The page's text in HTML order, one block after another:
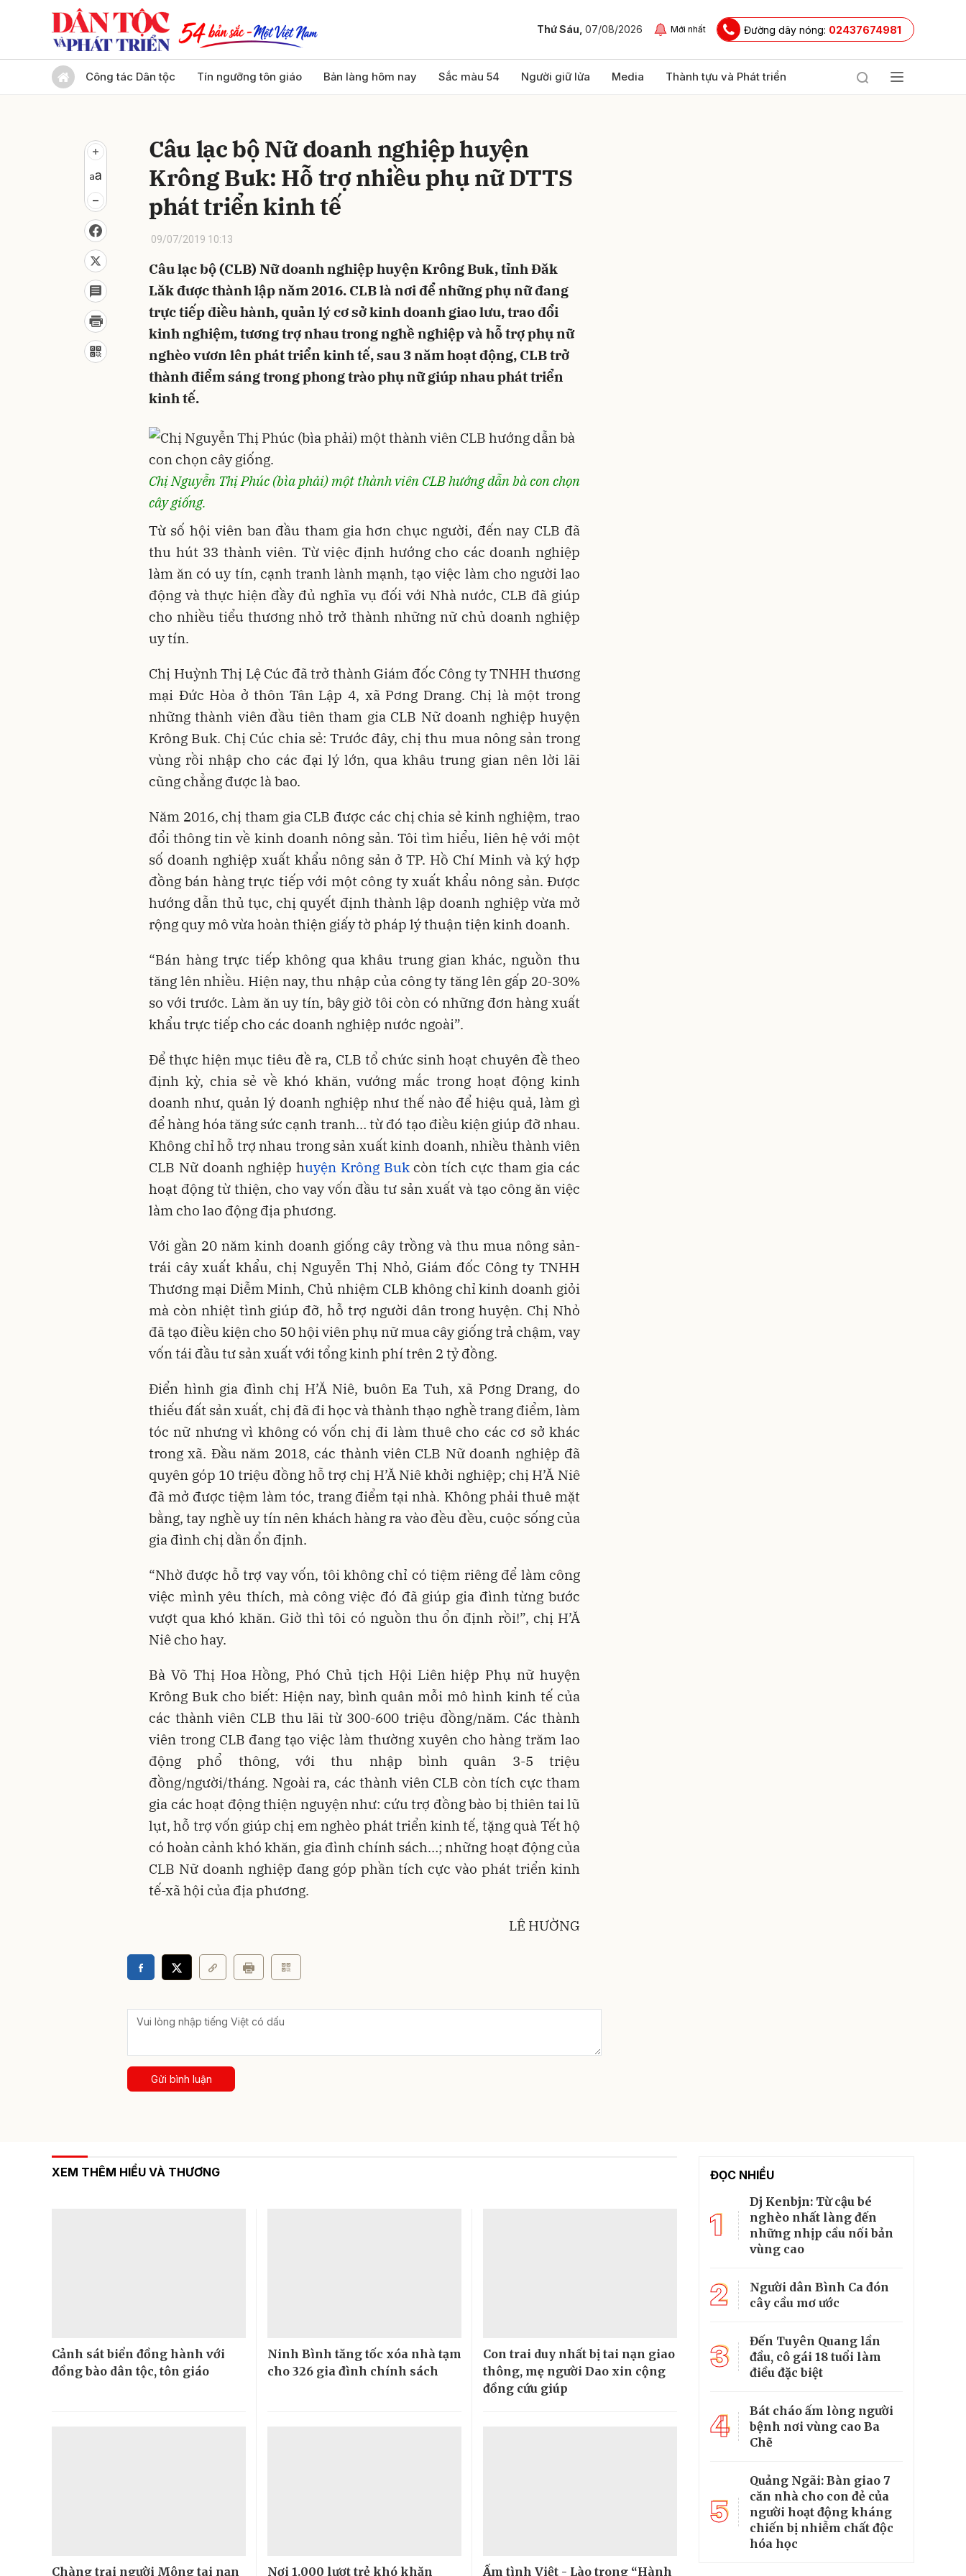
Thứ Sáu, 07/08/2026 Mới nhất Đường dây nóng: 02437674981
Công tác Dân tộc Tín ngưỡng tôn giáo Bản làng hôm nay Sắc màu 54 Người giữ lửa Media Thành tựu và Phát triển
Câu lạc bộ Nữ doanh nghiệp huyện
Krông Buk: Hỗ trợ nhiều phụ nữ DTTS
phát triển kinh tế
09/07/2019 10:13
Câu lạc bộ (CLB) Nữ doanh nghiệp huyện Krông Buk, tỉnh Đăk
Lăk được thành lập năm 2016. CLB là nơi để những phụ nữ đang
trực tiếp điều hành, quản lý cơ sở kinh doanh giao lưu, trao đổi
kinh nghiệm, tương trợ nhau trong nghề nghiệp và hỗ trợ phụ nữ
nghèo vươn lên phát triển kinh tế, sau 3 năm hoạt động, CLB trở
thành điểm sáng trong phong trào phụ nữ giúp nhau phát triển
kinh tế.
Chị Nguyễn Thị Phúc (bìa phải) một thành viên CLB hướng dẫn bà con chọn
cây giống.
Từ số hội viên ban đầu tham gia hơn chục người, đến nay CLB đã
thu hút 33 thành viên. Từ việc định hướng cho các doanh nghiệp
làm ăn có uy tín, cạnh tranh lành mạnh, tạo việc làm cho người lao
động và thực hiện đầy đủ nghĩa vụ đối với Nhà nước, CLB đã giúp
cho nhiều tiểu thương nhỏ trở thành những nữ chủ doanh nghiệp
uy tín.
Chị Huỳnh Thị Lệ Cúc đã trở thành Giám đốc Công ty TNHH thương
mại Đức Hòa ở thôn Tân Lập 4, xã Pơng Drang. Chị là một trong
những thành viên đầu tiên tham gia CLB Nữ doanh nghiệp huyện
Krông Buk. Chị Cúc chia sẻ: Trước đây, chị thu mua nông sản trong
vùng rồi nhập cho các đại lý lớn, qua khâu trung gian nên lời lãi
cũng chẳng được là bao.
Năm 2016, chị tham gia CLB được các chị chia sẻ kinh nghiệm, trao
đổi thông tin về kinh doanh nông sản. Tôi tìm hiểu, liên hệ với một
số doanh nghiệp xuất khẩu nông sản ở TP. Hồ Chí Minh và ký hợp
đồng bán hàng trực tiếp với một công ty xuất khẩu nông sản. Được
hướng dẫn thủ tục, chị quyết định thành lập doanh nghiệp vừa mở
rộng quy mô vừa hoàn thiện giấy tờ pháp lý thuận tiện kinh doanh.
“Bán hàng trực tiếp không qua khâu trung gian khác, nguồn thu
tăng lên nhiều. Hiện nay, thu nhập của công ty tăng lên gấp 20-30%
so với trước. Làm ăn uy tín, bây giờ tôi còn có những đơn hàng xuất
khẩu trực tiếp cho các doanh nghiệp nước ngoài”.
Để thực hiện mục tiêu đề ra, CLB tổ chức sinh hoạt chuyên đề theo
định kỳ, chia sẻ về khó khăn, vướng mắc trong hoạt động kinh
doanh như, quản lý doanh nghiệp như thế nào để hiệu quả, làm gì
để hàng hóa tăng sức cạnh tranh… từ đó tạo điều kiện giúp đỡ nhau.
Không chỉ hỗ trợ nhau trong sản xuất kinh doanh, nhiều thành viên
CLB Nữ doanh nghiệp huyện Krông Bukcòn tích cực tham gia các
hoạt động từ thiện, cho vay vốn đầu tư sản xuất và tạo công ăn việc
làm cho lao động địa phương.
Với gần 20 năm kinh doanh giống cây trồng và thu mua nông sản-
trái cây xuất khẩu, chị Nguyễn Thị Nhỏ, Giám đốc Công ty TNHH
Thương mại Diễm Minh, Chủ nhiệm CLB không chỉ kinh doanh giỏi
mà còn nhiệt tình giúp đỡ, hỗ trợ người dân trong huyện. Chị Nhỏ
đã tạo điều kiện cho 50 hội viên phụ nữ mua cây giống trả chậm, vay
vốn tái đầu tư sản xuất với tổng kinh phí trên 2 tỷ đồng.
Điển hình gia đình chị H’Ă Niê, buôn Ea Tuh, xã Pơng Drang, do
thiếu đất sản xuất, chị đã đi học và thành thạo nghề trang điểm, làm
tóc nữ nhưng vì không có vốn chị đi làm thuê cho các cơ sở khác
trong xã. Đầu năm 2018, các thành viên CLB Nữ doanh nghiệp đã
quyên góp 10 triệu đồng hỗ trợ chị H’Ă Niê khởi nghiệp; chị H’Ă Niê
đã mở được tiệm làm tóc, trang điểm tại nhà. Không phải thuê mặt
bằng, tay nghề uy tín nên khách hàng ra vào đều đều, cuộc sống của
gia đình chị dần ổn định.
“Nhờ được hỗ trợ vay vốn, tôi không chỉ có tiệm riêng để làm công
việc mình yêu thích, mà công việc đó đã giúp gia đình từng bước
vượt qua khó khăn. Giờ thì tôi có nguồn thu ổn định rồi!”, chị H’Ă
Niê cho hay.
Bà Võ Thị Hoa Hồng, Phó Chủ tịch Hội Liên hiệp Phụ nữ huyện
Krông Buk cho biết: Hiện nay, bình quân mỗi mô hình kinh tế của
các thành viên CLB thu lãi từ 300-600 triệu đồng/năm. Các thành
viên trong CLB đang tạo việc làm thường xuyên cho hàng trăm lao
động phổ thông, với thu nhập bình quân 3-5 triệu
đồng/người/tháng. Ngoài ra, các thành viên CLB còn tích cực tham
gia các hoạt động thiện nguyện như: cứu trợ đồng bào bị thiên tai lũ
lụt, hỗ trợ vốn giúp chị em nghèo phát triển kinh tế, tặng quà Tết hộ
có hoàn cảnh khó khăn, gia đình chính sách…; những hoạt động của
CLB Nữ doanh nghiệp đang góp phần tích cực vào phát triển kinh
tế-xã hội của địa phương.
LÊ HƯỜNG
Gửi bình luận
XEM THÊM HIỂU VÀ THƯƠNG
Cảnh sát biển đồng hành với
đồng bào dân tộc, tôn giáo
Ninh Bình tăng tốc xóa nhà tạm
cho 326 gia đình chính sách
Con trai duy nhất bị tai nạn giao
thông, mẹ người Dao xin cộng
đồng cứu giúp
Chàng trai người Mông tai nạn Nơi 1.000 lượt trẻ khó khăn Ấm tình Việt - Lào trong “Hành
ĐỌC NHIỀU
1
Dj Kenbjn: Từ cậu bé
nghèo nhất làng đến
những nhịp cầu nối bản
vùng cao
2
Người dân Bình Ca đón
cây cầu mơ ước
3
Đến Tuyên Quang lần
đầu, cô gái 18 tuổi làm
điều đặc biệt
4
Bát cháo ấm lòng người
bệnh nơi vùng cao Ba
Chẽ
5
Quảng Ngãi: Bàn giao 7
căn nhà cho con đẻ của
người hoạt động kháng
chiến bị nhiễm chất độc
hóa học
Gửi bình luận